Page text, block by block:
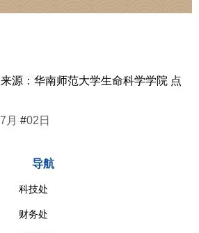
来源：华南师范大学生命科学学院 点
7月 #02日
导航
科技处
财务处